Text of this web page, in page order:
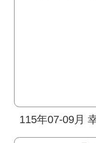
115年07-09月